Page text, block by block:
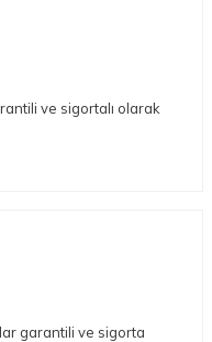
ve sigortalı olarak
garantili ve sigorta